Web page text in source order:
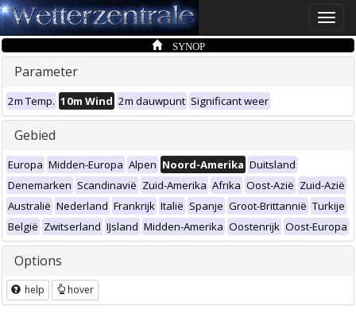
Toggle
SYNOP
Parameter
2m Temp. 10m Wind 2m dauwpunt Significant weer
Gebied
Europa Midden-Europa Alpen Noord-Amerika Duitsland
Denemarken Scandinavië Zuid-Amerika Afrika Oost-Azië Zuid-Azië
Australië Nederland Frankrijk Italië Spanje Groot-Brittannië Turkije
België Zwitserland IJsland Midden-Amerika Oostenrijk Oost-Europa
Options
help hover